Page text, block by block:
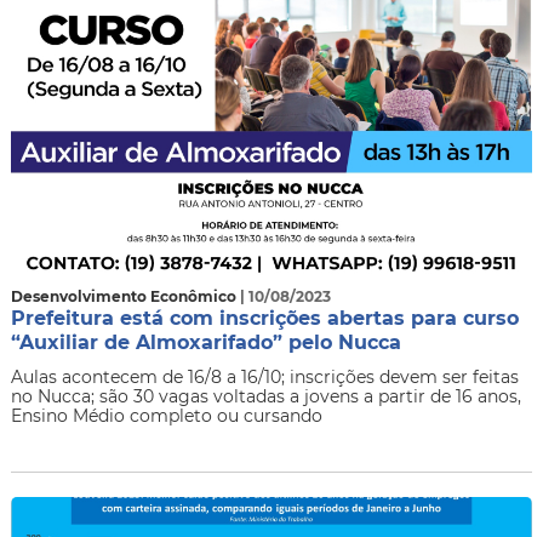
Desenvolvimento Econômico | 10/08/2023
Prefeitura está com inscrições abertas para curso
“Auxiliar de Almoxarifado” pelo Nucca
​Aulas acontecem de 16/8 a 16/10; inscrições devem ser feitas
no Nucca; são 30 vagas voltadas a jovens a partir de 16 anos,
Ensino Médio completo ou cursando